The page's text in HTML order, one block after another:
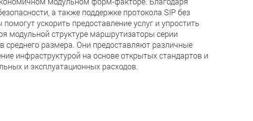
а также поддержке протокола SIP без
ускорить предоставление услуг и упростить
модульной структуре маршрутизаторы серии
размера. Они предоставляют различные
инфраструктурой на основе открытых стандартов и
и эксплуатационных расходов.